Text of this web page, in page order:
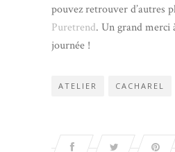
pouvez retrouver d’autres
Puretrend. Un grand merci
journée !
ATELIER CACHAREL